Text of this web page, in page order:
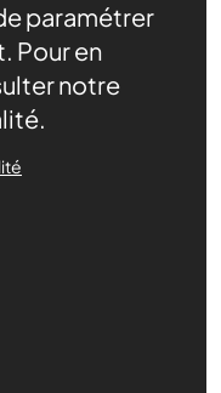
paramétrer
Pour en
notre